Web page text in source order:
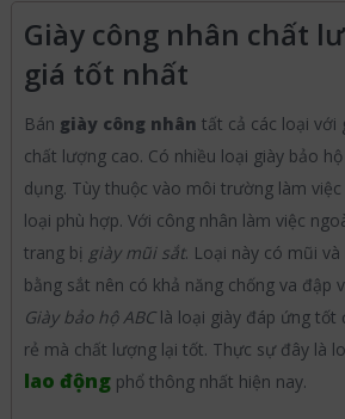
Giày công nhân chất
giá tốt nhất
Bán giày công nhân tất cả các loại với
chất lượng cao. Có nhiều loại giày bảo
dụng. Tùy thuộc vào môi trường làm
loại phù hợp. Với công nhân làm việc
trang bị giày mũi sắt. Loại này có mũi
bằng sắt nên có khả năng chống va đập
Giày bảo hộ ABClà loại giày đáp ứng tốt
rẻ mà chất lượng lại tốt. Thực sự đây là
lao động phổ thông nhất hiện nay.